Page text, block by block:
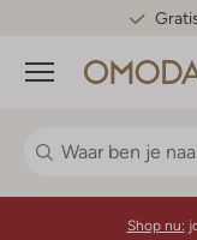
Menu
Shop nu: